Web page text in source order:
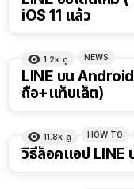
iOS 11 แล้ว
1.2k ดู NEWS
LINE บน
ถือ+แท็บเล็ต)
11.8k ดู HOW TO
วิธีล็อคแอป LINE